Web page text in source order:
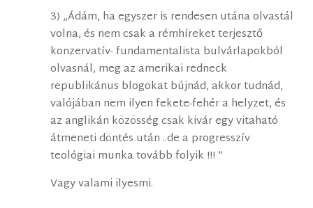
3) „Ádám, ha egyszer is rendesen utána olvastál
volna, és nem csak a rémhíreket terjesztő
konzervatív- fundamentalista bulvárlapokból
olvasnál, meg az amerikai redneck
republikánus blogokat bújnád, akkor tudnád,
valójában nem ilyen fekete-fehér a helyzet, és
az anglikán közösség csak kivár egy vitaható
átmeneti döntés után ..de a progresszív
teológiai munka tovább folyik !!! ”
Vagy valami ilyesmi.